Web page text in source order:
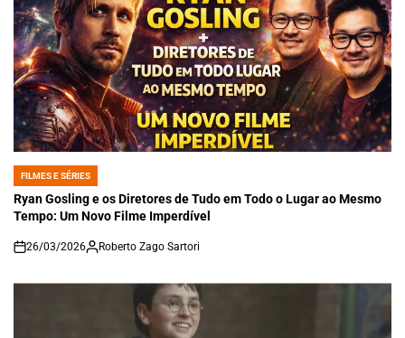
POSTED
IN
FILMES E SÉRIES
Ryan Gosling e os Diretores de Tudo em Todo o Lugar ao Mesmo
Tempo: Um Novo Filme Imperdível
on
26/03/2026 Roberto Zago Sartori